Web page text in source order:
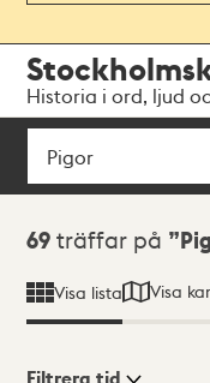
navigationen
huvudinnehållet
Historia i ord, ljud
Sök
Sökresultat
69 träffar på
Visa lista Visa